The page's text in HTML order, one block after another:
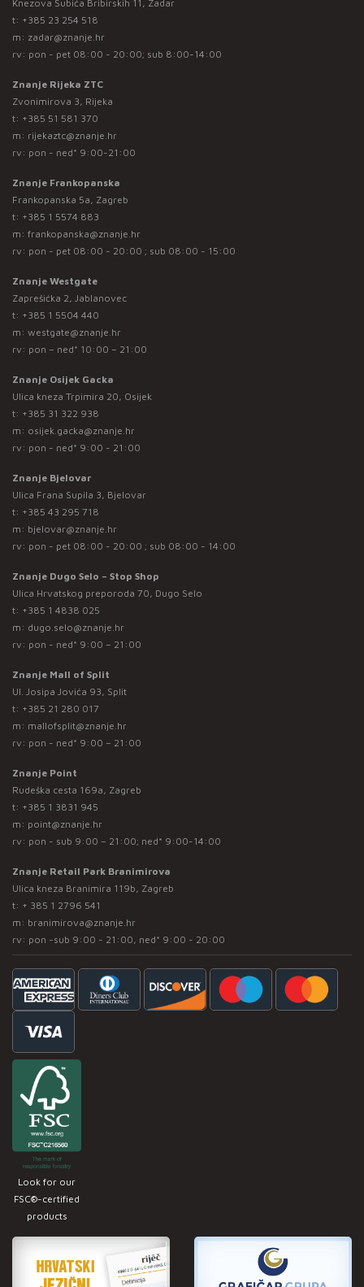
Knezova Šubića Bribirskih 11, Zadar
t: +385 23 254 518
m: zadar@znanje.hr
rv: pon - pet 08:00 - 20:00; sub 8:00-14:00
Znanje Rijeka ZTC
Zvonimirova 3, Rijeka
t: +385 51 581 370
m: rijekaztc@znanje.hr
rv: pon - ned* 9:00-21:00
Znanje Frankopanska
Frankopanska 5a, Zagreb
t: +385 1 5574 883
m: frankopanska@znanje.hr
rv: pon - pet 08:00 - 20:00 ; sub 08:00 - 15:00
Znanje Westgate
Zaprešićka 2, Jablanovec
t: +385 1 5504 440
m: westgate@znanje.hr
rv: pon – ned* 10:00 – 21:00
Znanje Osijek Gacka
Ulica kneza Trpimira 20, Osijek
t: +385 31 322 938
m: osijek.gacka@znanje.hr
rv: pon - ned* 9:00 - 21:00
Znanje Bjelovar
Ulica Frana Supila 3, Bjelovar
t: +385 43 295 718
m: bjelovar@znanje.hr
rv: pon - pet 08:00 - 20:00 ; sub 08:00 - 14:00
Znanje Dugo Selo – Stop Shop
Ulica Hrvatskog preporoda 70, Dugo Selo
t: +385 1 4838 025
m: dugo.selo@znanje.hr
rv: pon - ned* 9:00 – 21:00
Znanje Mall of Split
Ul. Josipa Jovića 93, Split
t: +385 21 280 017
m: mallofsplit@znanje.hr
rv: pon - ned* 9:00 – 21:00
Znanje Point
Rudeška cesta 169a, Zagreb
t: +385 1 3831 945
m: point@znanje.hr
rv: pon - sub 9:00 – 21:00; ned* 9:00-14:00
Znanje Retail Park Branimirova
Ulica kneza Branimira 119b, Zagreb
t: + 385 1 2796 541
m: branimirova@znanje.hr
rv: pon -sub 9:00 - 21:00, ned* 9:00 - 20:00
Look for our
FSC®-certified
products